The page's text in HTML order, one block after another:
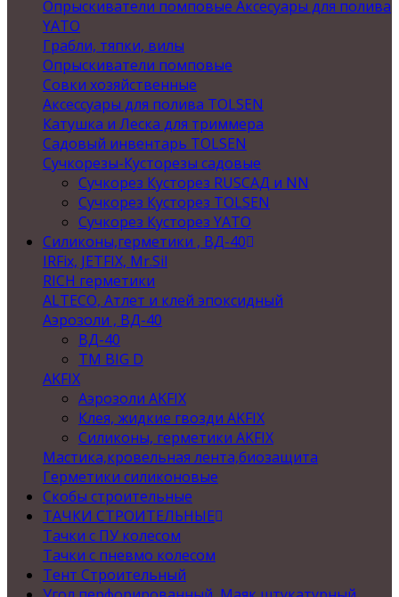
Опрыскиватели помповые Аксесуары для полива
YATO
Грабли, тяпки, вилы
Опрыскиватели помповые
Совки хозяйственные
Аксессуары для полива TOLSEN
Катушка и Леска для триммера
Садовый инвентарь TOLSEN
Сучкорезы-Кусторезы садовые
Сучкорез Кусторез RUSСАД и NN
Сучкорез Кусторез TOLSEN
Сучкорез Кусторез YATO
Силиконы,герметики , ВД-40
IRFix, JETFIX, Mr.Sil
RICH герметики
ALTECO, Атлет и клей эпоксидный
Аэрозоли , ВД-40
ВД-40
TM BIG D
AKFIX
Аэрозоли AKFIX
Клея, жидкие гвозди AKFIX
Силиконы, герметики AKFIX
Мастика,кровельная лента,биозащита
Герметики силиконовые
Скобы строительные
ТАЧКИ СТРОИТЕЛЬНЫЕ
Тачки с ПУ колесом
Тачки с пневмо колесом
Тент Строительный